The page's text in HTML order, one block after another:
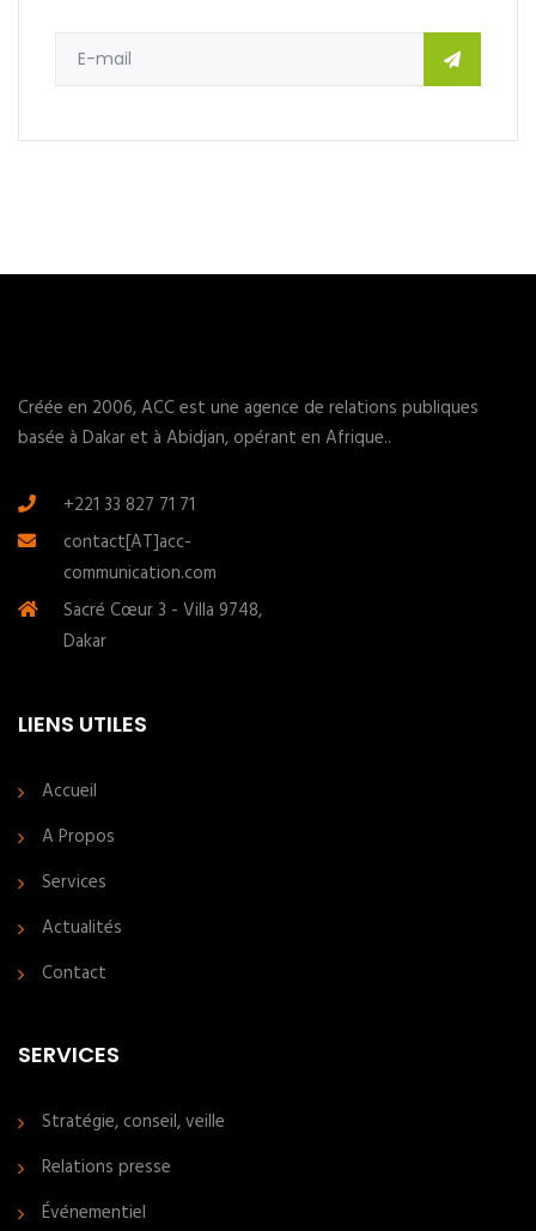
Créée en 2006, ACC est une agence de relations publiques
basée à Dakar et à Abidjan, opérant en Afrique..
+221 33 827 71 71
contact[AT]acc-
communication.com
Sacré Cœur 3 - Villa 9748,
Dakar
LIENS UTILES
Accueil
A Propos
Services
Actualités
Contact
SERVICES
Stratégie, conseil, veille
Relations presse
Événementiel